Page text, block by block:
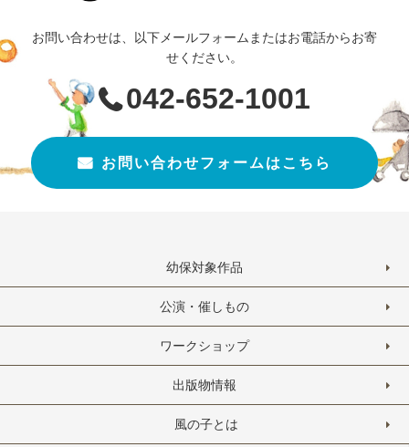
お問い合わせは、以下メールフォームまたはお電話からお寄
せください。
042-652-1001
お問い合わせフォームはこちら
幼保対象作品
公演・催しもの
ワークショップ
出版物情報
風の子とは